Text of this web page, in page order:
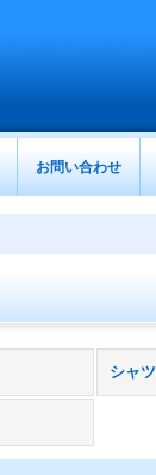
お問い合わせ
シャツ